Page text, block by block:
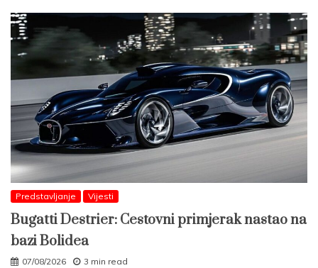
Predstavljanje Vijesti
Bugatti Destrier: Cestovni primjerak nastao na
bazi Bolidea
07/08/2026 3 min read